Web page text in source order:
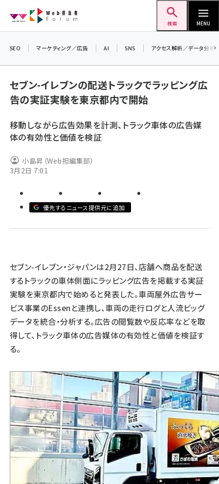
ン
検索 MENU
ai (2804)
note (2312)
z世代 (1622)
SEO マーケティング／広告 AI SNS アクセス解析／データ分析
セブン-イレブンの配送トラックでラッピング広
告の実証実験を東京都内で開始
移動しながら広告効果を計測、トラック車体の広告媒
体の有効性と価値を検証
小島昇（Web担編集部）
3月2日 7:01
優先するニュース提供元に追加
セブン-イレブン・ジャパンは2月27日、店舗へ商品を配送
するトラックの車体側面にラッピング広告を掲載する実証
実験を東京都内で始めると発表した。車両屋外広告サー
ビス事業のEssenと連携し、車両の走行ログと人流ビッグ
データを統合・分析する。広告の閲覧数や反応率などを取
得して、トラック車体の広告媒体の有効性と価値を検証す
る。